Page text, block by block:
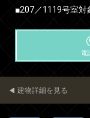
■207／1119号室対
電
建物詳細を見る